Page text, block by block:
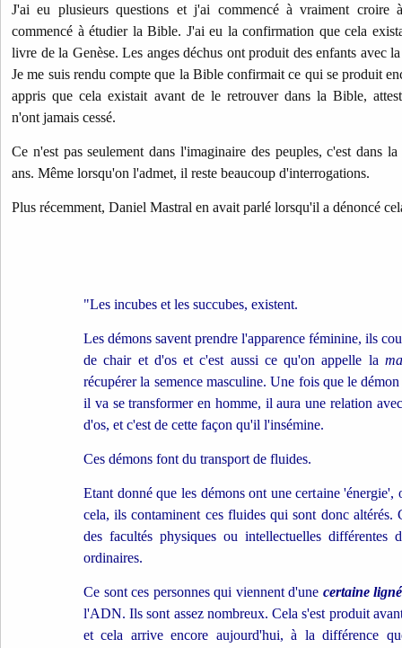
J'ai eu plusieurs questions et j'ai commencé à vraiment croire
commencé à étudier la Bible. J'ai eu la confirmation que cela
livre de la Genèse. Les anges déchus ont produit des enfants avec
Je me suis rendu compte que la Bible confirmait ce qui se produit
appris que cela existait avant de le retrouver dans la Bible,
n'ont jamais cessé.
Ce n'est pas seulement dans l'imaginaire des peuples, c'est dans
ans. Même lorsqu'on l'admet, il reste beaucoup d'interrogations.
Plus récemment, Daniel Mastral en avait parlé lorsqu'il a dénoncé
"Les incubes et les succubes, existent.
Les démons savent prendre l'apparence féminine, ils
de chair et d'os et c'est aussi ce qu'on appelle la
récupérer la semence masculine. Une fois que le
il va se transformer en homme, il aura une relation
d'os, et c'est de cette façon qu'il l'insémine.
Ces démons font du transport de fluides.
Etant donné que les démons ont une certaine 'énergie',
cela, ils contaminent ces fluides qui sont donc altérés.
des facultés physiques ou intellectuelles différentes
ordinaires.
Ce sont ces personnes qui viennent d'une certaine
l'ADN. Ils sont assez nombreux. Cela s'est produit
et cela arrive encore aujourd'hui, à la différence